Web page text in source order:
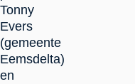
Tonny
Evers
(gemeente
Eemsdelta)
en